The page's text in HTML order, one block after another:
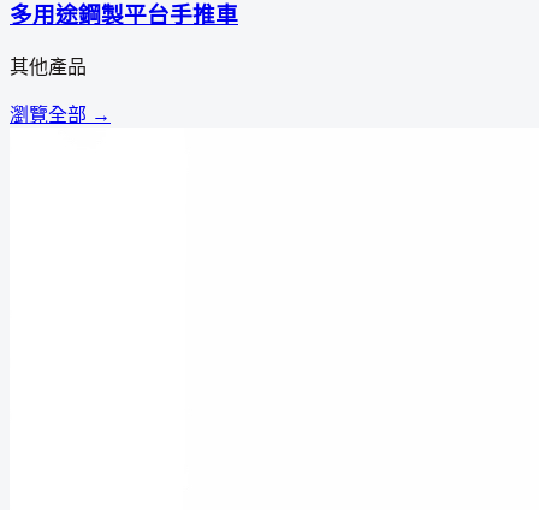
多用途鋼製平台手推車
其他產品
瀏覽全部 →